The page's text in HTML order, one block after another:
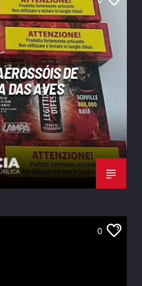
DE
DAS AVES
0